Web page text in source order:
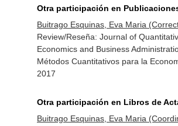
Otra participación en
Buitrago Esquinas, Eva Maria
Review/Reseña: Journal of
Economics and Business
Métodos Cuantitativos para la
2017
Otra participación en Libros de
Buitrago Esquinas, Eva Maria